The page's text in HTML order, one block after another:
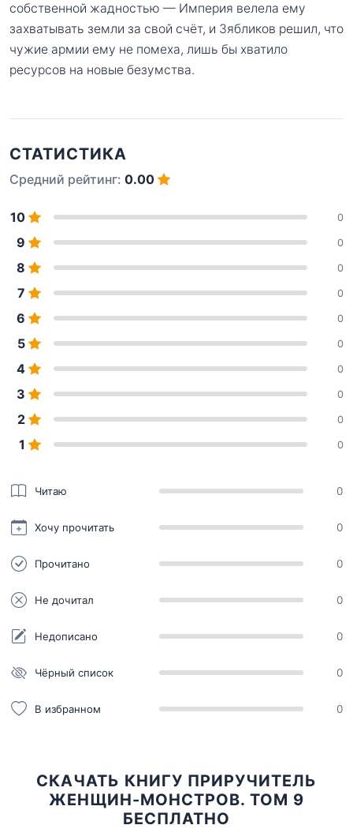
собственной жадностью — Империя велела ему
захватывать земли за свой счёт, и Зябликов решил, что
чужие армии ему не помеха, лишь бы хватило
ресурсов на новые безумства.
СТАТИСТИКА
Средний рейтинг: 0.00
10 0
9 0
8 0
7 0
6 0
5 0
4 0
3 0
2 0
1 0
Читаю 0
Хочу прочитать 0
Прочитано 0
Не дочитал 0
Недописано 0
Чёрный список 0
В избранном 0
СКАЧАТЬ КНИГУ ПРИРУЧИТЕЛЬ
ЖЕНЩИН-МОНСТРОВ. ТОМ 9
БЕСПЛАТНО